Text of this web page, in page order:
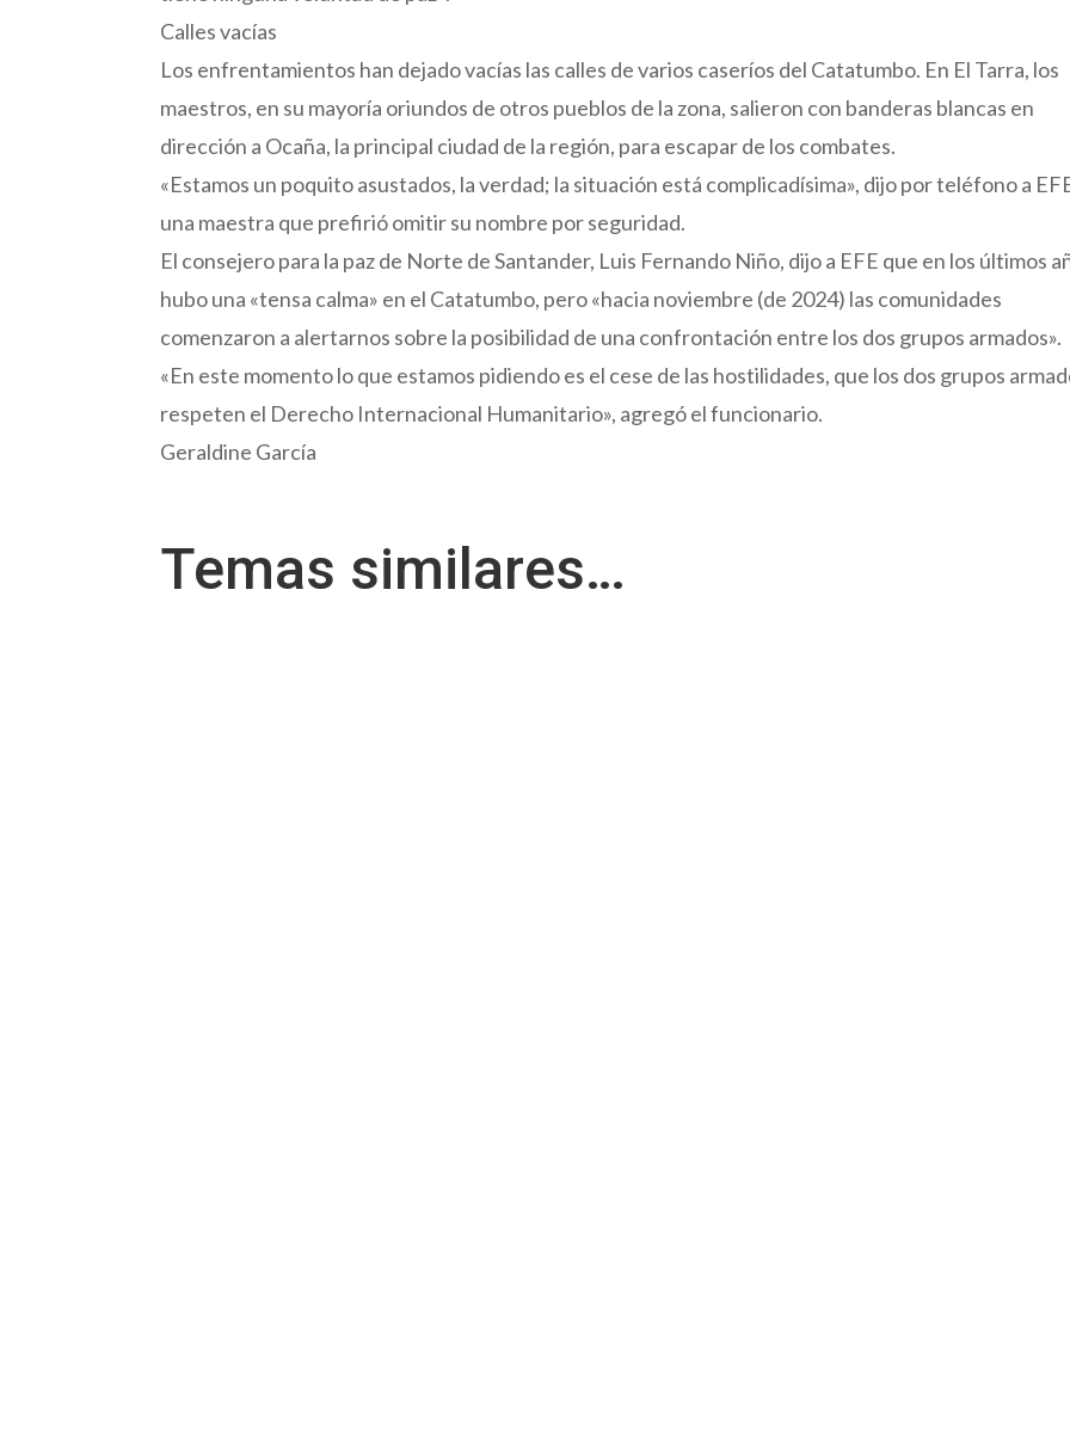
Calles vacías
Los enfrentamientos han dejado vacías las calles de varios caseríos del Catatumbo. En El Tarra, los
maestros, en su mayoría oriundos de otros pueblos de la zona, salieron con banderas blancas en
dirección a Ocaña, la principal ciudad de la región, para escapar de los combates.
«Estamos un poquito asustados, la verdad; la situación está complicadísima», dijo por teléfono a
una maestra que prefirió omitir su nombre por seguridad.
El consejero para la paz de Norte de Santander, Luis Fernando Niño, dijo a EFE que en los últimos
hubo una «tensa calma» en el Catatumbo, pero «hacia noviembre (de 2024) las comunidades
comenzaron a alertarnos sobre la posibilidad de una confrontación entre los dos grupos armados».
«En este momento lo que estamos pidiendo es el cese de las hostilidades, que los dos grupos
respeten el Derecho Internacional Humanitario», agregó el funcionario.
Geraldine García
Temas similares…